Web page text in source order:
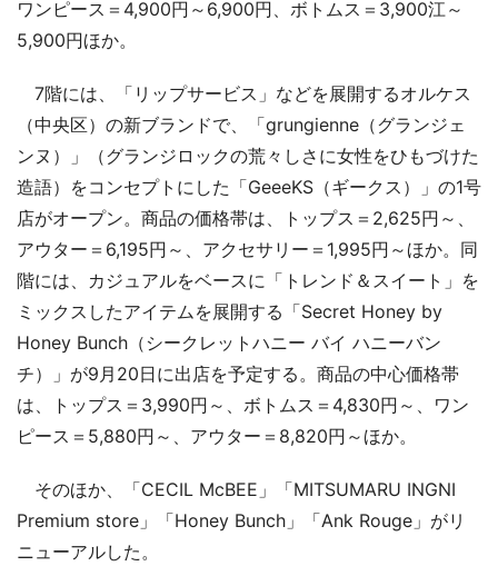
ワンピース＝4,900円～6,900円、ボトムス＝3,900江～
5,900円ほか。
7階には、「リップサービス」などを展開するオルケス
（中央区）の新ブランドで、「grungienne（グランジェ
ンヌ）」（グランジロックの荒々しさに女性をひもづけた
造語）をコンセプトにした「GeeeKS（ギークス）」の1号
店がオープン。商品の価格帯は、トップス＝2,625円～、
アウター＝6,195円～、アクセサリー＝1,995円～ほか。同
階には、カジュアルをベースに「トレンド＆スイート」を
ミックスしたアイテムを展開する「Secret Honey by
Honey Bunch（シークレットハニー バイ ハニーバン
チ）」が9月20日に出店を予定する。商品の中心価格帯
は、トップス＝3,990円～、ボトムス＝4,830円～、ワン
ピース＝5,880円～、アウター＝8,820円～ほか。
そのほか、「CECIL McBEE」「MITSUMARU INGNI
Premium store」「Honey Bunch」「Ank Rouge」がリ
ニューアルした。